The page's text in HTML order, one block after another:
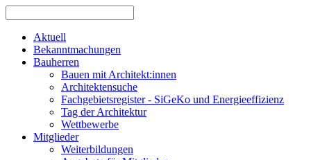
Aktuell
Bekanntmachungen
Bauherren
Bauen mit Architekt:innen
Architektensuche
Fachgebietsregister - SiGeKo und Energieeffizienz
Tag der Architektur
Wettbewerbe
Mitglieder
Weiterbildungen